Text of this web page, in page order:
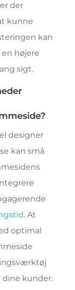
der
kunne
kan
højere
sigt.
designer
kan små
. At
optimal
dine kunder.